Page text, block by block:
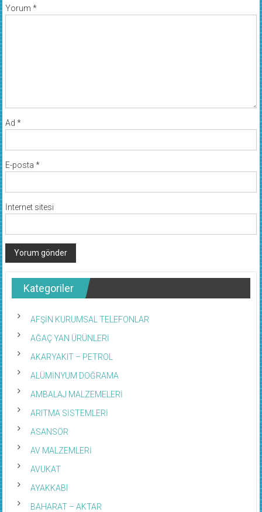
Yorum *
Ad *
E-posta *
İnternet sitesi
Kategoriler
AFŞİN KURUMSAL TELEFONLAR
AĞAÇ YAN ÜRÜNLERİ
AKARYAKIT – PETROL
ALÜMİNYUM DOĞRAMA
AMBALAJ MALZEMELERİ
ARITMA SİSTEMLERİ
ASANSÖR
AV MALZEMLERİ
AVUKAT
AYAKKABI
BAHARAT – AKTAR